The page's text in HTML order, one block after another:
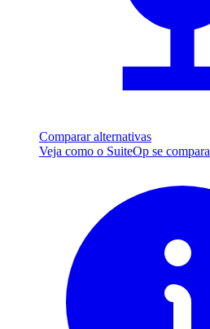
Comparar alternativas
Veja como o SuiteOp se compara